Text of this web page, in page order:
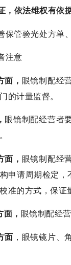
，依法维权有依
保管验光处方单
注意
面， 眼镜制配经
的计量监督。
眼镜制配经营者
面， 眼镜制配经
申请周期检定
准的方式，保证
， 眼镜制配经
面 ，眼镜镜片、